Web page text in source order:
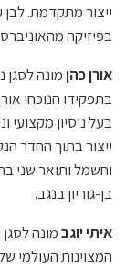
ייצור מתקדמת.
בפיזיקה
אורן כהן
בעל ניסיון מקצועי
ייצור בתוך החדר
וחשמל ותואר שני
בן-גוריון בנגב.
איתי יוגב